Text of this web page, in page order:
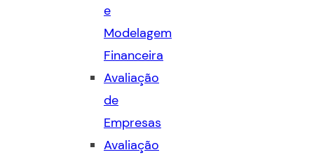
e
Modelagem
Financeira
Avaliação
de
Empresas
Avaliação